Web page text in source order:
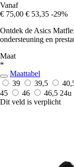
Vanaf
€ 75,00 € 53,35 -29%
Ontdek de Asics
ondersteuning en
Maat
*
Maattabel
39
39,5
45
46 46,5 24u
Dit veld is verplicht